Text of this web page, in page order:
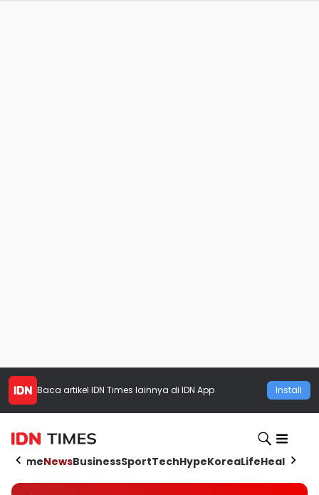
Baca artikel IDN Times lainnya di IDN App Install
HomeNewsBusinessSportTechHypeKoreaLifeHealth